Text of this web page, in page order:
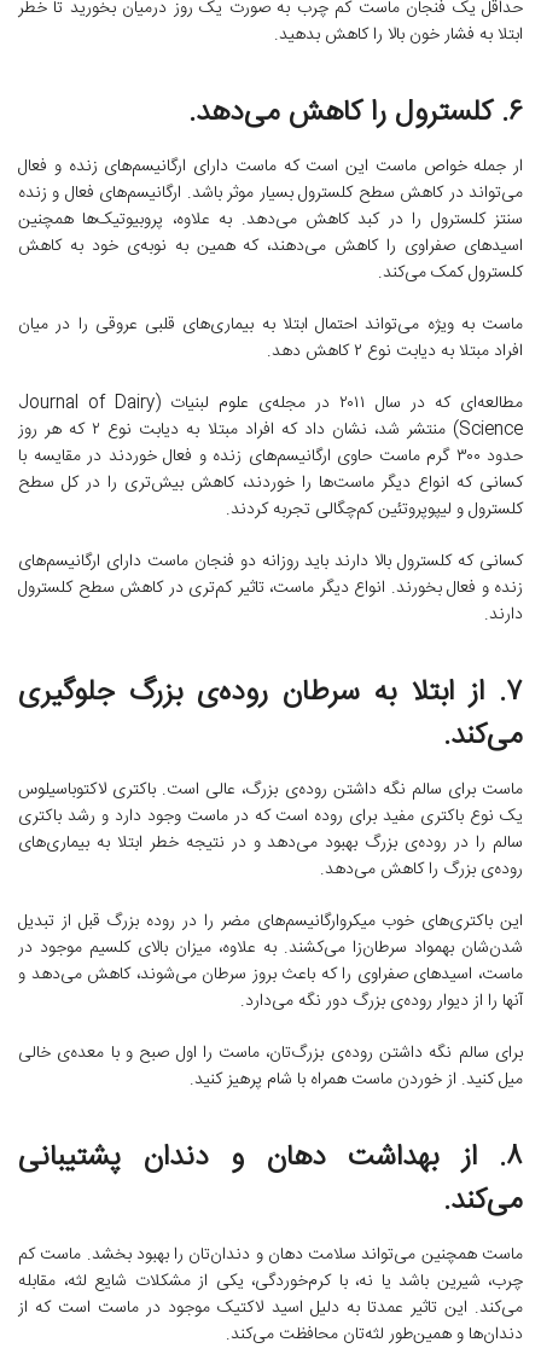
حداقل یک فنجان ماست کم چرب به صورت یک روز درمیان بخورید تا خطر
ابتلا به فشار خون بالا را کاهش بدهید.
۶. کلسترول را کاهش می‌دهد.
ار جمله خواص ماست این است که ماست دارای ارگانیسم‌های زنده و فعال
می‌تواند در کاهش سطح کلسترول بسیار موثر باشد. ارگانیسم‌های فعال و زنده
سنتز کلسترول را در کبد کاهش می‌دهد. به علاوه، پروبیوتیک‌ها همچنین
اسیدهای صفراوی را کاهش می‌دهند، که همین به نوبه‌ی خود به کاهش
کلسترول کمک می‌کند.
ماست به ویژه می‌تواند احتمال ابتلا به بیماری‌های قلبی عروقی را در میان
افراد مبتلا به دیابت نوع ۲ کاهش دهد.
مطالعه‌ای که در سال ۲۰۱۱ در مجله‌ی علوم لبنیات (Journal of Dairy
Science) منتشر شد، نشان داد که افراد مبتلا به دیابت نوع ۲ که هر روز
حدود ۳۰۰ گرم ماست حاوی ارگانیسم‌های زنده و فعال خوردند در مقایسه با
کسانی که انواع دیگر ماست‌ها را خوردند، کاهش بیش‌تری را در کل سطح
کلسترول و لیپوپروتئین کم‌چگالی تجربه کردند.
کسانی که کلسترول بالا دارند باید روزانه دو فنجان ماست دارای ارگانیسم‌های
زنده و فعال بخورند. انواع دیگر ماست، تاثیر کم‌تری در کاهش سطح کلسترول
دارند.
۷. از ابتلا به سرطان روده‌ی بزرگ جلوگیری
می‌کند.
ماست برای سالم نگه داشتن روده‌ی بزرگ، عالی است. باکتری لاکتوباسیلوس
یک نوع باکتری مفید برای روده‌ است که در ماست وجود دارد و رشد باکتری
سالم را در روده‌ی بزرگ بهبود می‌دهد و در نتیجه خطر ابتلا به بیماری‌های
روده‌ی بزرگ را کاهش می‌دهد.
این باکتری‌های خوب میکروارگانیسم‌های مضر را در روده بزرگ قبل از تبدیل
شدن‌شان بهمواد سرطان‌زا می‌کشند. به علاوه، میزان بالای کلسیم موجود در
ماست، اسیدهای صفراوی را که باعث بروز سرطان می‌شوند، کاهش می‌دهد و
آنها را از دیوار روده‌ی بزرگ دور نگه می‌دارد.
برای سالم نگه داشتن روده‌ی بزرگ‌تان، ماست را اول صبح و با معده‌ی خالی
میل کنید. از خوردن ماست همراه با شام پرهیز کنید.
۸. از بهداشت دهان و دندان پشتیبانی
می‌کند.
ماست همچنین می‌تواند سلامت دهان و دندان‌تان را بهبود بخشد. ماست کم
چرب، شیرین باشد یا نه، با کرم‌خوردگی، یکی از مشکلات شایع لثه، مقابله
می‌کند. این تاثیر عمدتا به دلیل اسید لاکتیک موجود در ماست است که از
دندان‌ها و همین‌طور لثه‌تان محافظت می‌کند.